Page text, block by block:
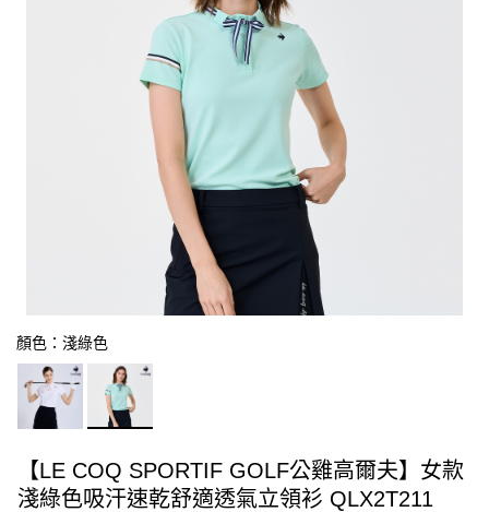
顏色：淺綠色
【LE COQ SPORTIF GOLF公雞高爾夫】女款
淺綠色吸汗速乾舒適透氣立領衫 QLX2T211